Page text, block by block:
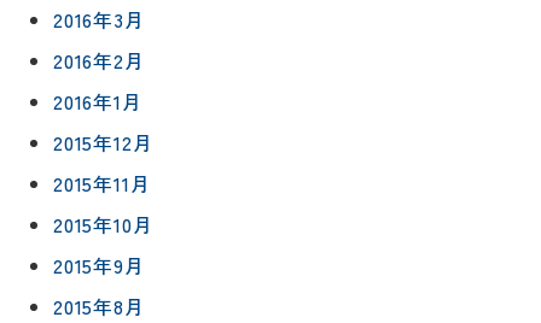
2016年3月
2016年2月
2016年1月
2015年12月
2015年11月
2015年10月
2015年9月
2015年8月